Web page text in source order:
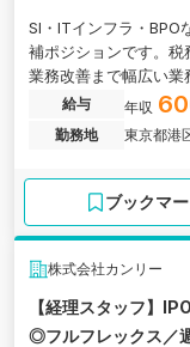
SI・ITインフラ・BPO
補ポジションです。税
業務改善まで幅広い業
給与 年収
勤務地
東京都港
ブックマ
株式会社カンリー
【経理スタッフ】
◎フルフレックス／